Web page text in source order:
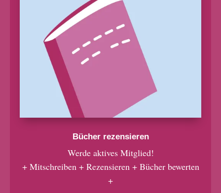
Bücher rezensieren
Werde aktives Mitglied!
+ Mitschreiben + Rezensieren + Bücher bewerten
+